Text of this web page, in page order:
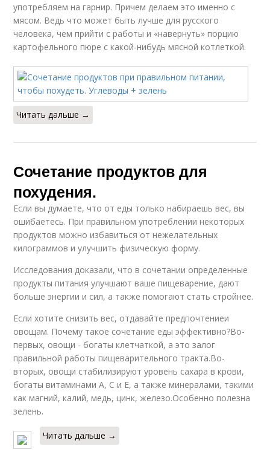
употребляем на гарнир. Причем делаем это именно с
мясом. Ведь что может быть лучше для русского
человека, чем прийти с работы и «навернуть» порцию
картофельного пюре с какой-нибудь мясной котлеткой.
Читать дальше →
Сочетание продуктов для
похудения.
Если вы думаете, что от еды только набираешь вес, вы
ошибаетесь. При правильном употреблении некоторых
продуктов можно избавиться от нежелательных
килограммов и улучшить физическую форму.
Исследования доказали, что в сочетании определенные
продукты питания улучшают ваше пищеварение, дают
больше энергии и сил, а также помогают стать стройнее.
Если хотите снизить вес, отдавайте предпочтениеи
овощам. Почему такое сочетание еды эффективно?Во-
первых, овощи - богаты клетчаткой, а это залог
правильной работы пищеварительного тракта.Во-
вторых, овощи стабилизируют уровень сахара в крови,
богаты витаминами А, С и Е, а также минералами, такими
как магний, калий, медь, цинк, железо.Особенно полезна
зелень.
Читать дальше →